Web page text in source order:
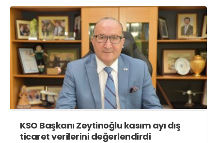
KSO Başkanı Zeytinoğlu kasım ayı dış
ticaret verilerini değerlendirdi